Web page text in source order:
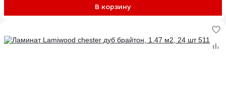
В корзину